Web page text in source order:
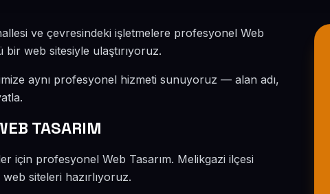
ve çevresindeki işletmelere profesyonel Web
web sitesiyle ulaştırıyoruz.
aynı profesyonel hizmeti sunuyoruz — alan adı,
TASARIM
için profesyonel Web Tasarım. Melikgazi ilçesi
siteleri hazırlıyoruz.